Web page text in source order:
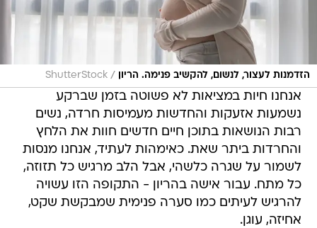
הזדמנות לעצור, לנשום, להקשיב פנימה. הריון /
ShutterStock
אנחנו חיות במציאות לא פשוטה בזמן שברקע
נשמעות אזעקות והחדשות מעמיסות חרדה, נשים
רבות הנושאות בתוכן חיים חדשים חוות את הלחץ
והחרדות ביתר שאת. כאימהות לעתיד, אנחנו מנסות
לשמור על שגרה כלשהי, אבל הלב מרגיש כל תזוזה,
כל מתח. עבור אישה בהריון - התקופה הזו עשויה
להרגיש לעיתים כמו סערה פנימית שמבקשת שקט,
אחיזה, עוגן.